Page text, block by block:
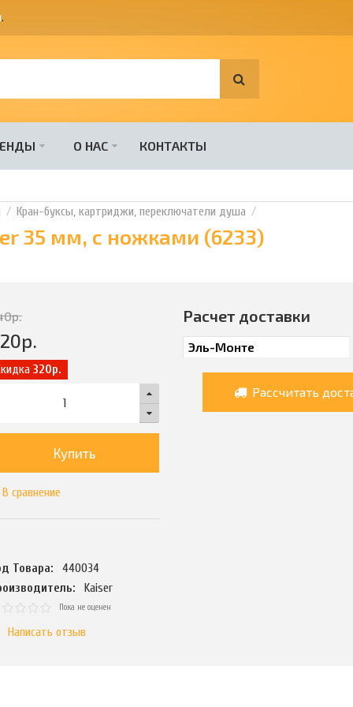
.
О НАС КОНТАКТЫ
Кран-буксы, картриджи, переключатели душа
35 мм, с ножками (6233)
р.
р.
320р.
Купить
В сравнение
Товара:
440034
Kaiser
Пока не оценен
Написать отзыв
Расчет доставки
Рассчитать